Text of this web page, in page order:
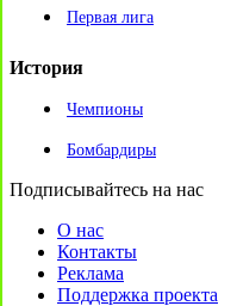
Первая лига
История
Чемпионы
Бомбардиры
Подписывайтесь на нас
О нас
Контакты
Реклама
Поддержка проекта